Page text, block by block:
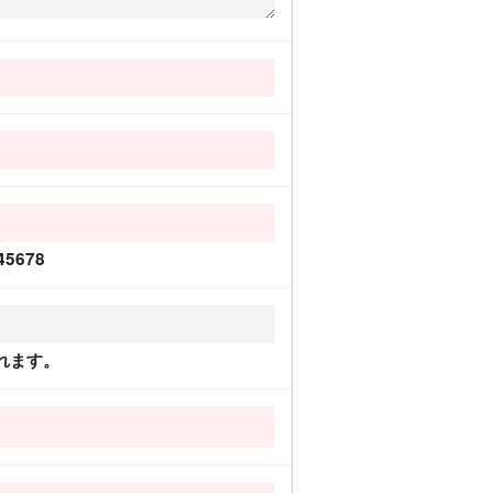
す。